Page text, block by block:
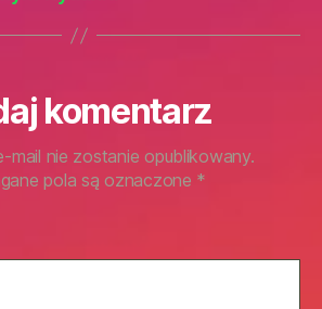
komentarz
mail nie zostanie opublikowany.
pola są oznaczone *